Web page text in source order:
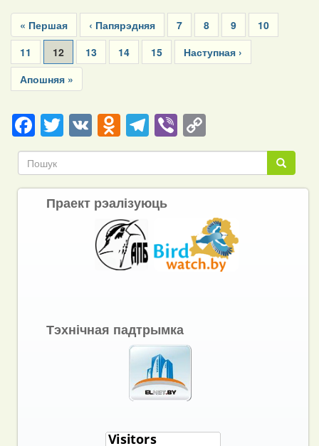
Pagination
First
page
« Першая
Previous
page
‹ Папярэдняя Page
7 Page
8 Page
9 Page
10
Page
11
Current
page
12 Page
13 Page
14 Page
15
Next
page
Наступная ›
Last
page
Апошняя »
Facebook
Twitter
VKOdnoklassniki
Telegram
ViberCopy
Link Пошук
Пошук
Праект рэалізуюць
Тэхнічная падтрымка